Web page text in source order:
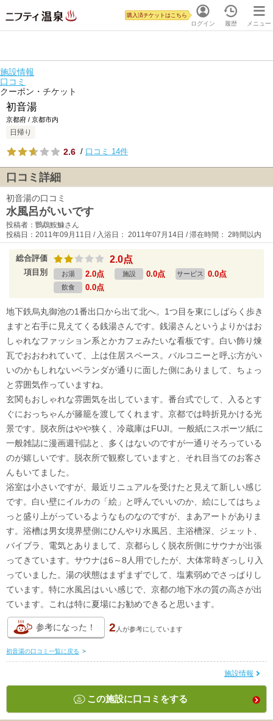
ログイン
購入済チケットはこちら
履歴 メニュー
施設情報
口コミ
クーポン・チケット
初音湯
京都府 / 京都市内
日帰り
2.6 / 口コミ 14件
口コミ詳細
初音湯の口コミ
水風呂がいいです
投稿者：鸚鵡鮟鱇さん
投稿日：2011年09月11日 / 入浴日： 2011年07月14日 / 滞在時間： 2時間以内
総合評価 2.0点
項目別 お湯 2.0点 施設 0.0点 サービス 0.0点
飲食 0.0点
地下鉄烏丸御池の1番出口から出て北へ。1つ目を東にしばらく歩き
ますと右手に見えてくる銭湯さんです。銭湯さんというよりかはお
しゃれなファッション系とかカフェみたいな看板です。白い飾り煉
瓦でおおわれていて、上は住居スペース。バルコニーと呼ぶ方がい
いのかもしれないベランダが通りに面した側にありまして、ちょっ
と雰囲気作っていますね。
玄関もおしゃれな雰囲気を出しています。番台式でして、入るとす
ぐにおっちゃんが籐籠を渡してくれます。京都では時折見かける光
景です。脱衣所はやや狭く、冷蔵庫はFUJI。一般紙にスポーツ紙に
一般雑誌に漫画週刊誌と、多くはないのですが一通りそろっている
のが嬉しいです。脱衣所で観察していますと、それ目当てのお客さ
んもいてました。
浴室は小さいですが、最近リニュアルを受けたと見えて新しい感じ
です。白い壁にイルカの「絵」と呼んでいいのか、絵にしてはちょ
っと盛り上がっているようなものなのですが、まあアートがありま
す。浴槽は男女境界壁側にひんやり水風呂、主浴槽深、ジェット、
バイブラ、電気とありまして、京都らしく脱衣所側にサウナが出張
ってきています。サウナは6～8人用でしたが、大体常時ぎっしり入
っていました。湯の状態はまずまずでして、塩素弱めでさっぱりし
ています。特に水風呂はいい感じで、京都の地下水の質の高さが出
ています。これは特に夏場にお勧めできると思います。
参考になった！ 2 人が参考にしています
初音湯の口コミ一覧に戻る >
施設情報
この施設に口コミをする